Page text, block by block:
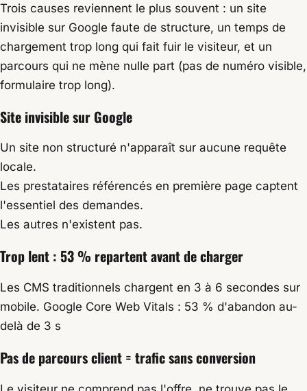
Trois causes reviennent le plus souvent : un site
invisible sur Google faute de structure, un temps de
chargement trop long qui fait fuir le visiteur, et un
parcours qui ne mène nulle part (pas de numéro visible,
formulaire trop long).
Site invisible sur Google
Un site non structuré n'apparaît sur aucune requête
locale.
Les prestataires référencés en première page captent
l'essentiel des demandes.
Les autres n'existent pas.
Trop lent : 53 % repartent avant de charger
Les CMS traditionnels chargent en 3 à 6 secondes sur
mobile. Google Core Web Vitals : 53 % d'abandon au-
delà de 3 s
Pas de parcours client = trafic sans conversion